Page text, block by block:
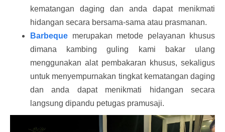
kematangan daging dan anda dapat menikmati
hidangan secara bersama-sama atau prasmanan.
Barbeque merupakan metode pelayanan khusus
dimana kambing guling kami bakar ulang
menggunakan alat pembakaran khusus, sekaligus
untuk menyempurnakan tingkat kematangan daging
dan anda dapat menikmati hidangan secara
langsung dipandu petugas pramusaji.